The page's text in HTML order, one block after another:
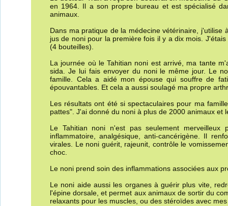
en 1964. Il a son propre bureau et est spécialisé
animaux.
Dans ma pratique de la médecine vétérinaire,
jus de noni pour la première fois il y a dix mois.
(4 bouteilles).
La journée où le Tahitian noni est arrivé, ma tante
sida. Je lui fais envoyer du noni le même jour. Le
famille. Cela a aidé mon épouse qui souffre de
épouvantables. Et cela a aussi soulagé ma propre
Les résultats ont été si spectaculaires pour ma
pattes". J'ai donné du noni à plus de 2000 animaux
Le Tahitian noni n'est pas seulement
inflammatoire, analgésique, anti-cancérigène. Il
virales. Le noni guérit, rajeunit, contrôle le
choc.
Le noni prend soin des inflammations associées aux
Le noni aide aussi les organes à guérir plus vite,
l'épine dorsale, et permet aux animaux de sortir du
relaxants pour les muscles, ou des stéroïdes avec